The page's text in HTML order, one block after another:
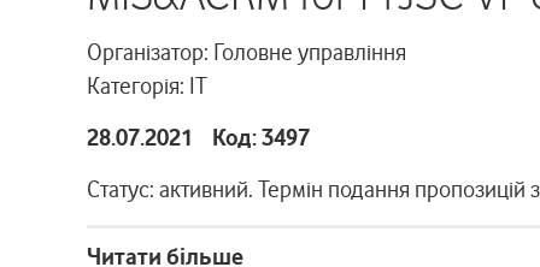
Організатор: Головне управління
Категорія: ІТ
28.07.2021 Код: 3497
Статус: активний. Термін подання пропозицій
Читати більше